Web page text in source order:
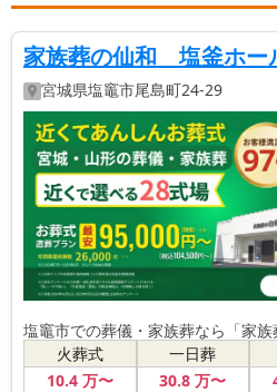
家族葬の仙和 塩釜ホー
宮城県塩竈市尾島町24-29
塩竈市での葬儀・家族葬なら「家族
火葬式
10.4万〜
一日葬
30.8 万〜